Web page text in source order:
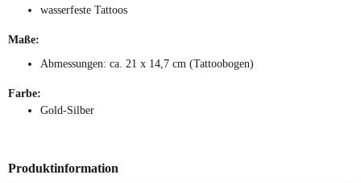
wasserfeste Tattoos
Maße:
Abmessungen: ca. 21 x 14,7 cm (Tattoobogen)
Farbe:
Gold-Silber
Produktinformation